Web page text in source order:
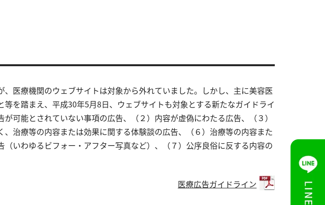
医療機関のウェブサイトは対象から外れていました。しかし、主に美容医
を踏まえ、平成30年5月8日、ウェブサイトも対象とする新たなガイドライ
可能とされていない事項の広告、（２）内容が虚偽にわたる広告、（３）
治療等の内容または効果に関する体験談の広告、（６）治療等の内容また
いわゆるビフォー・アフター写真など）、（７）公序良俗に反する内容の
医療広告ガイドライン